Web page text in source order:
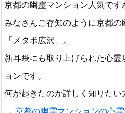
京都の幽霊マンション人気です
みなさんご存知のように京都の
「メタボ広沢」。
新耳袋にも取り上げられた心
ョンです。
何が起きたのか詳しく知りたい
→ 京都の幽霊マンションの心